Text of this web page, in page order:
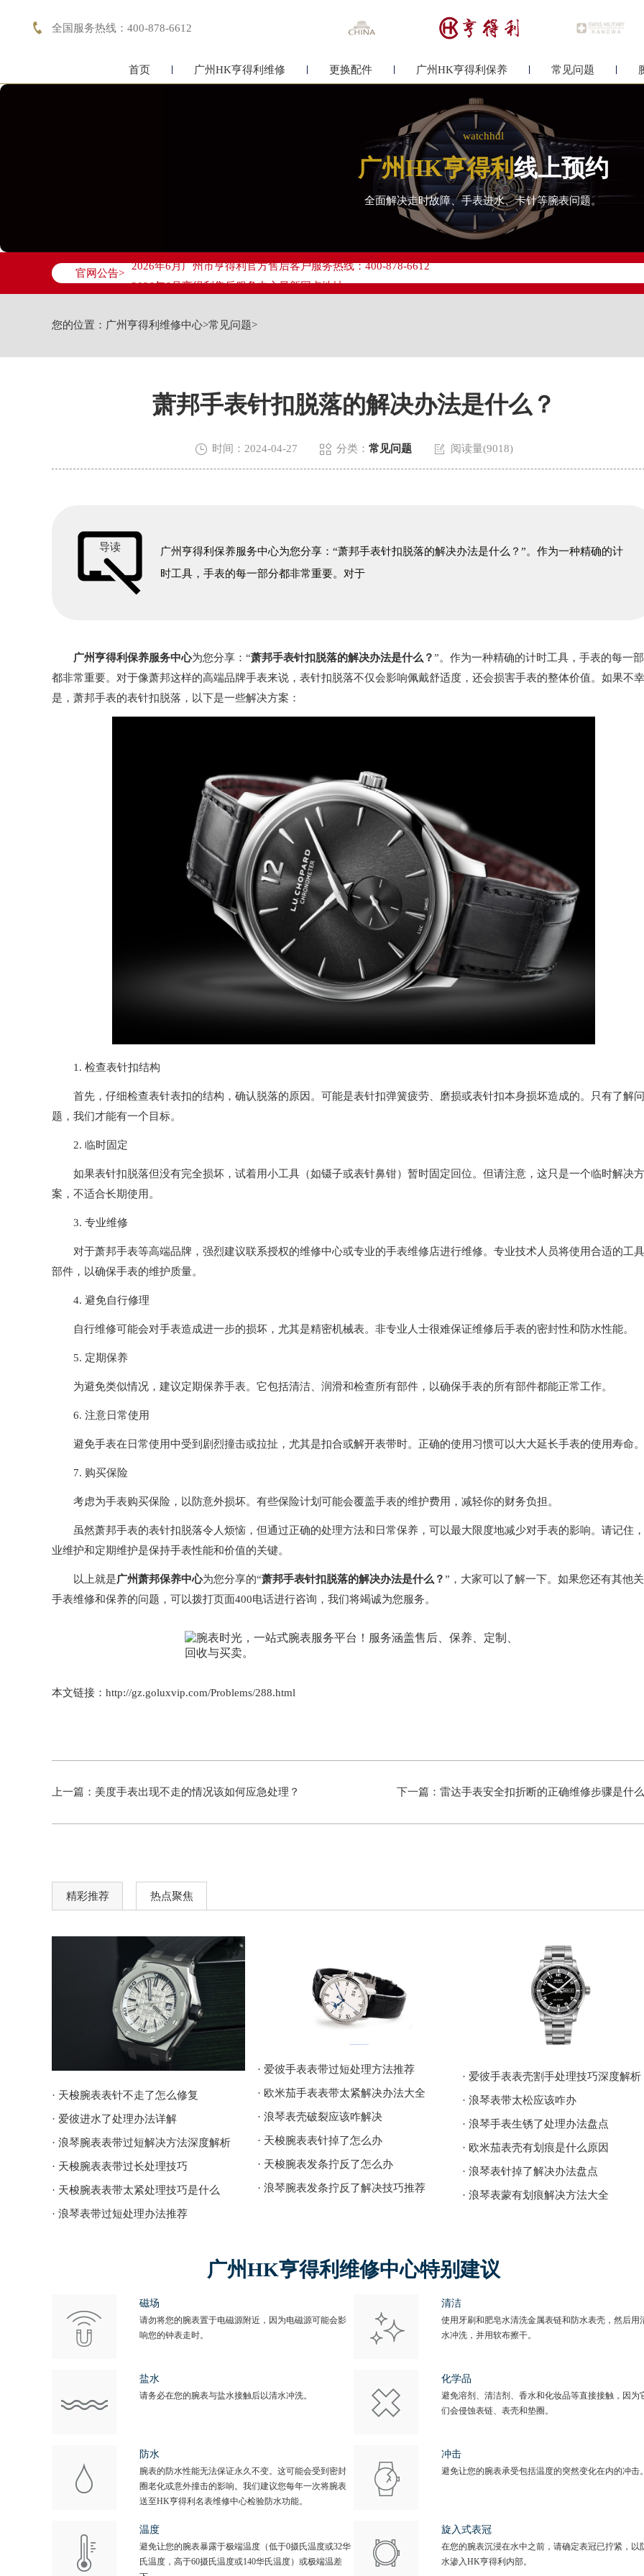
 全国服务热线：400-878-6612
首页 广州HK亨得利维修 更换配件 广州HK亨得利保养 常见问题
watchhdl
广州HK亨得利线上预约
全面解决走时故障、手表进水、卡针等腕表问题。
官网公告>
2026年6月广州市亨得利官方售后客户服务热线：400-878-6612
2026年6月亨得利售后服务中心最新网点地址：
广州市越秀区环市东路371-375号世界贸易中心大厦南塔写字楼15层07室（需提前预约）
您的位置： 广州亨得利维修中心>常见问题>
萧邦手表针扣脱落的解决办法是什么？
 时间：2024-04-27  分类： 常见问题  阅读量(9018)
导读
广州亨得利保养服务中心为您分享：“萧邦手表针扣脱落的解决办法是什么？”。作为一种精确的计
时工具，手表的每一部分都非常重要。对于
广州亨得利保养服务中心为您分享：“萧邦手表针扣脱落的解决办法是什么？”。作为一种精确的计时工具，手表的每一
都非常重要。对于像萧邦这样的高端品牌手表来说，表针扣脱落不仅会影响佩戴舒适度，还会损害手表的整体价值。如果不
是，萧邦手表的表针扣脱落，以下是一些解决方案：
1. 检查表针扣结构
首先，仔细检查表针表扣的结构，确认脱落的原因。可能是表针扣弹簧疲劳、磨损或表针扣本身损坏造成的。只有了解问
题，我们才能有一个目标。
2. 临时固定
如果表针扣脱落但没有完全损坏，试着用小工具（如镊子或表针鼻钳）暂时固定回位。但请注意，这只是一个临时解决方
案，不适合长期使用。
3. 专业维修
对于萧邦手表等高端品牌，强烈建议联系授权的维修中心或专业的手表维修店进行维修。专业技术人员将使用合适的工
部件，以确保手表的维护质量。
4. 避免自行修理
自行维修可能会对手表造成进一步的损坏，尤其是精密机械表。非专业人士很难保证维修后手表的密封性和防水性能。
5. 定期保养
为避免类似情况，建议定期保养手表。它包括清洁、润滑和检查所有部件，以确保手表的所有部件都能正常工作。
6. 注意日常使用
避免手表在日常使用中受到剧烈撞击或拉扯，尤其是扣合或解开表带时。正确的使用习惯可以大大延长手表的使用寿命。
7. 购买保险
考虑为手表购买保险，以防意外损坏。有些保险计划可能会覆盖手表的维护费用，减轻你的财务负担。
虽然萧邦手表的表针扣脱落令人烦恼，但通过正确的处理方法和日常保养，可以最大限度地减少对手表的影响。请记住
业维护和定期维护是保持手表性能和价值的关键。
以上就是广州萧邦保养中心为您分享的“萧邦手表针扣脱落的解决办法是什么？”，大家可以了解一下。如果您还有其他
手表维修和保养的问题，可以拨打页面400电话进行咨询，我们将竭诚为您服务。
本文链接：http://gz.goluxvip.com/Problems/288.html
上一篇： 美度手表出现不走的情况该如何应急处理？ 下一篇： 雷达手表安全扣折断的正确维修步骤是什
精彩推荐 热点聚焦
· 天梭腕表表针不走了怎么修复
· 爱彼进水了处理办法详解
· 浪琴腕表表带过短解决方法深度解析
· 天梭腕表表带过长处理技巧
· 天梭腕表表带太紧处理技巧是什么
· 浪琴表带过短处理办法推荐
· 爱彼手表表带过短处理方法推荐
· 欧米茄手表表带太紧解决办法大全
· 浪琴表壳破裂应该咋解决
· 天梭腕表表针掉了怎么办
· 天梭腕表发条拧反了怎么办
· 浪琴腕表发条拧反了解决技巧推荐
· 爱彼手表表壳割手处理技巧深度解析
· 浪琴表带太松应该咋办
· 浪琴手表生锈了处理办法盘点
· 欧米茄表壳有划痕是什么原因
· 浪琴表针掉了解决办法盘点
· 浪琴表蒙有划痕解决方法大全
广州HK亨得利维修中心特别建议
磁场
请勿将您的腕表置于电磁源附近，因为电磁源可能会影
响您的钟表走时。
清洁
使用牙刷和肥皂水清洗金属表链和防水表壳，然后用
水冲洗，并用软布擦干。
盐水
请务必在您的腕表与盐水接触后以清水冲洗。
化学品
避免溶剂、清洁剂、香水和化妆品等直接接触，因为
们会侵蚀表链、表壳和垫圈。
防水
腕表的防水性能无法保证永久不变。这可能会受到密封
圈老化或意外撞击的影响。我们建议您每年一次将腕表
送至HK亨得利名表维修中心检验防水功能。
冲击
避免让您的腕表承受包括温度的突然变化在内的冲击
温度
避免让您的腕表暴露于极端温度（低于0摄氏温度或32华
氏温度，高于60摄氏温度或140华氏温度）或极端温差
旋入式表冠
在您的腕表沉浸在水中之前，请确定表冠已拧紧，以
水渗入HK亨得利内部。